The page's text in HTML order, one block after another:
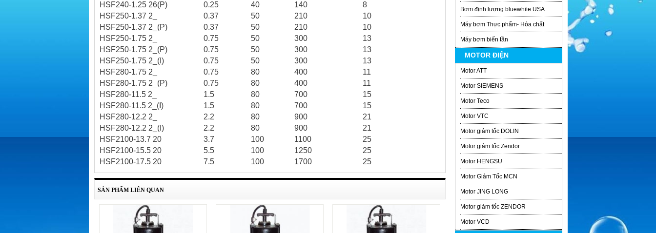
HSF240-1.25 26(P)
0.25 40 140
8
HSF250-1.37 2_
0.37 50 210
10
HSF250-1.37 2_(P)
0.37 50 210
10
HSF250-1.75 2_
0.75 50 300
13
HSF250-1.75 2_(P)
0.75 50 300
13
HSF250-1.75 2_(I)
0.75 50 300
13
HSF280-1.75 2_
0.75 80 400
11
HSF280-1.75 2_(P)
0.75 80 400
11
HSF280-11.5 2_
1.5 80 700
15
HSF280-11.5 2_(I)
1.5 80 700
15
HSF280-12.2 2_
2.2 80 900
21
HSF280-12.2 2_(I)
2.2 80 900
21
HSF2100-13.7 20
3.7 100 1100
25
HSF2100-15.5 20
5.5 100 1250
25
HSF2100-17.5 20
7.5 100 1700 25
SẢN PHẨM LIÊN QUAN
Bơm định lượng bluewhite USA
Máy bơm Thực phẩm- Hóa chất
Máy bơm biến tần
MOTOR ĐIỆN
Motor ATT
Motor SIEMENS
Motor Teco
Motor VTC
Motor giảm tốc DOLIN
Motor giảm tốc Zendor
Motor HENGSU
Motor Giảm Tốc MCN
Motor JING LONG
Motor giảm tốc ZENDOR
Motor VCD